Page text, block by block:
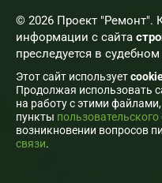
© 2026 Проект "Ремонт".
информации с сайта
преследуется в
Этот сайт использует
Продолжая использовать
на работу с этими
пункты
возникновении вопросов
связи.